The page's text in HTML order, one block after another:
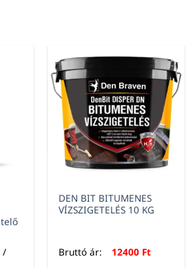
/
DEN BIT BITUMENES
VÍZSZIGETELÉS 10 KG
Bruttó ár: 12400 Ft